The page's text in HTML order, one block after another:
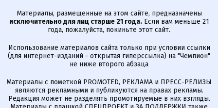
Материалы, размещенные на этом сайте, предназначены
исключительно для лиц старше 21 года.Если вам меньше 21
года, пожалуйста, покиньте этот сайт.
Использование материалов сайта только при условии ссылки
(для интернет-изданий - открытая гиперссылка) на "Чемпион"
не ниже второго абзаца
Материалы с пометкой PROMOTED, РЕКЛАМА и ПРЕСС-РЕЛИЗЫ
являются рекламными и публикуются на правах рекламы.
Редакция может не разделять промотируемые в них взгляды.